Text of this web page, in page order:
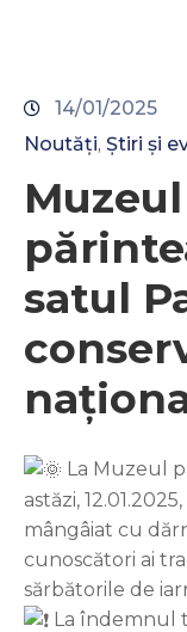
14/01/2025
Noutăți‚ Știri și
Muzeul
satul
La Muzeul
astăzi,
mângâiat cu
cunoscători ai
sărbătorile de
La îndemnul